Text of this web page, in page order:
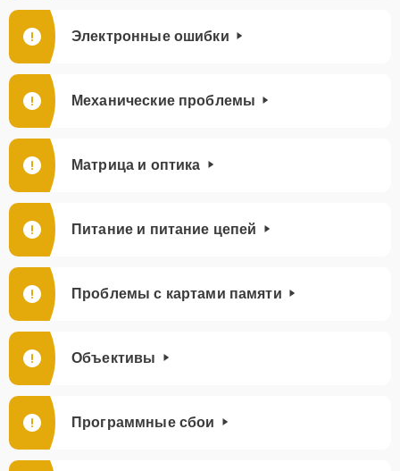
Электронные ошибки
Механические проблемы
Матрица и оптика
Питание и питание цепей
Проблемы с картами памяти
Объективы
Программные сбои